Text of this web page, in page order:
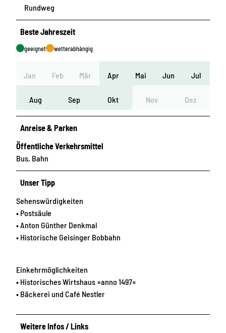
Rundweg
Beste Jahreszeit
geeignet wetterabhängig
Jan Feb Mär Apr Mai Jun Jul
Aug Sep Okt Nov Dez
Anreise & Parken
Öffentliche Verkehrsmittel
Bus, Bahn
Unser Tipp
Sehenswürdigkeiten
• Postsäule
• Anton Günther Denkmal
• Historische Geisinger Bobbahn
Einkehrmöglichkeiten
• Historisches Wirtshaus »anno 1497«
• Bäckerei und Café Nestler
Weitere Infos / Links